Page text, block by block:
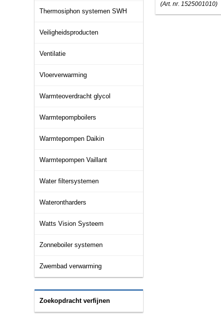
Thermosiphon systemen SWH
Veiligheidsproducten
Ventilatie
Vloerverwarming
Warmteoverdracht glycol
Warmtepompboilers
Warmtepompen Daikin
Warmtepompen Vaillant
Water filtersystemen
Waterontharders
Watts Vision Systeem
Zonneboiler systemen
Zwembad verwarming
Zoekopdracht verfijnen
(Art. nr. 1525001010)